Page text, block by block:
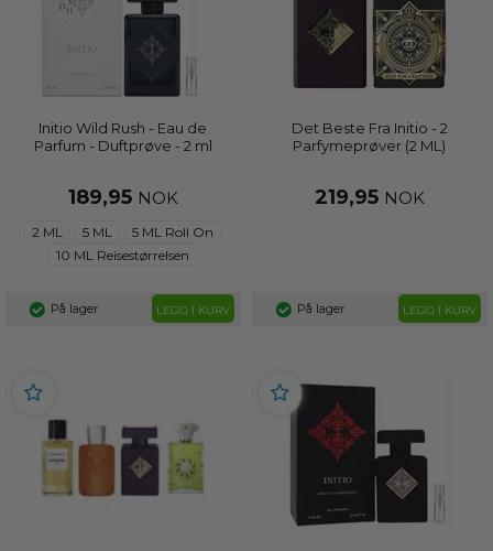
Initio Wild Rush - Eau de
Parfum - Duftprøve - 2 ml
189,95 NOK
2 ML 5 ML
5 ML Roll On
10 ML Reisestørrelsen
På lager LEGG I KURV
Det Beste Fra Initio - 2
Parfymeprøver (2 ML)
219,95 NOK
På lager LEGG I KURV